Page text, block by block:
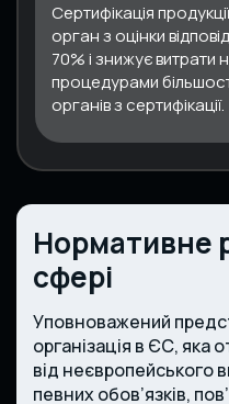
Сертифікація
орган з оцінки
70% і знижує витрати
процедурами
органів з сертифікації.
Нормативне
сфері
Уповноважений
організація в ЄС, яка
від неєвропейського
певних обов’язків,